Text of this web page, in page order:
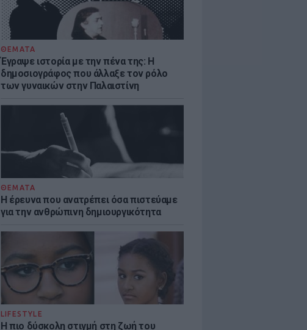
ΘΕΜΑΤΑ
Έγραψε ιστορία με την πένα της: Η
δημοσιογράφος που άλλαξε τον ρόλο
των γυναικών στην Παλαιστίνη
ΘΕΜΑΤΑ
Η έρευνα που ανατρέπει όσα πιστεύαμε
για την ανθρώπινη δημιουργικότητα
LIFESTYLE
Η πιο δύσκολη στιγμή στη ζωή του